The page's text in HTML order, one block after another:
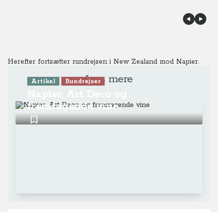
Herefter fortsætter rundrejsen i New Zealand mod Napier.
Læs mere
Artikel Rundrejser
fremragende vine